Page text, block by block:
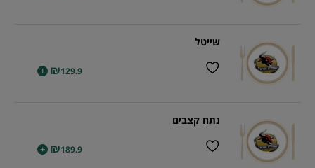
שייטל
₪129.9
+
נתח קצבים
₪189.9
+